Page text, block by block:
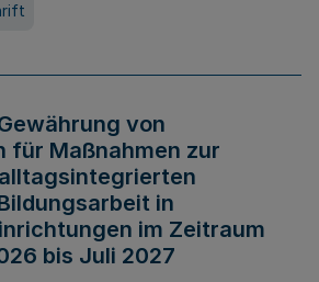
von
für Maßnahmen zur
in
im Zeitraum
bis Juli 2027